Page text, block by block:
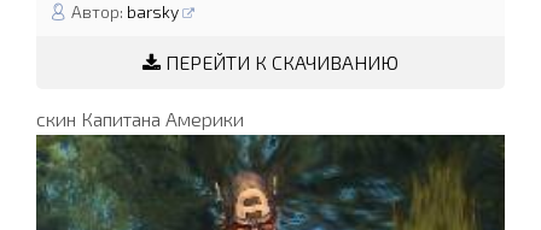
Автор: barsky
ПЕРЕЙТИ К СКАЧИВАНИЮ
скин Капитана Америки